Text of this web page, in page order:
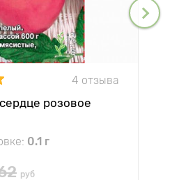
4 отзыва
розовое
0.1 г
руб